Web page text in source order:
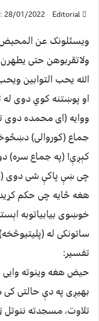
Editorial
28/01/2022
ویسئلونک عن المحیض
ولاتقربوهن حتی
الله یحب التوابین ویحب
او پوښتنه کوي دوی
ووایه (ای محمده دوی
جماع (کوروالی)
کېږې! (په جماع سره)
چی ښې پاکې شی دوی
هغه ځایه چی حکم
خوښوی بیابیاتوبه
ساتونکی له
تفسیر:
حیض هغه وینوته
بهیږی په دې حالتی کی
تلاوت، مسجدته